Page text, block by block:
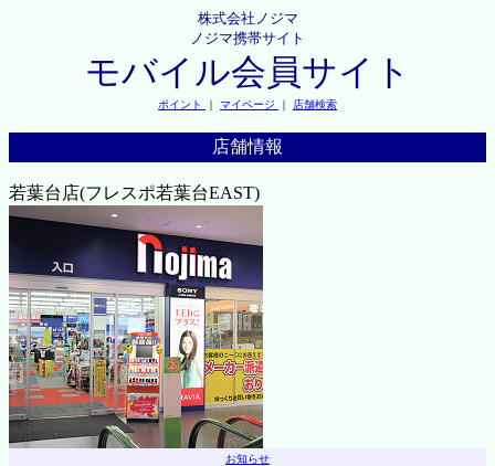
株式会社ノジマ
ノジマ携帯サイト
モバイル会員サイト
ポイント ｜ マイページ ｜ 店舗検索
店舗情報
若葉台店(フレスポ若葉台EAST)
お知らせ